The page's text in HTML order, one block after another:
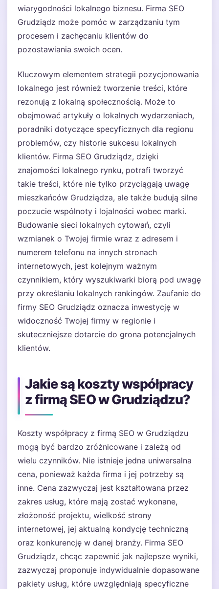
wiarygodności lokalnego biznesu. Firma SEO
Grudziądz może pomóc w zarządzaniu tym
procesem i zachęcaniu klientów do
pozostawiania swoich ocen.
Kluczowym elementem strategii pozycjonowania
lokalnego jest również tworzenie treści, które
rezonują z lokalną społecznością. Może to
obejmować artykuły o lokalnych wydarzeniach,
poradniki dotyczące specyficznych dla regionu
problemów, czy historie sukcesu lokalnych
klientów. Firma SEO Grudziądz, dzięki
znajomości lokalnego rynku, potrafi tworzyć
takie treści, które nie tylko przyciągają uwagę
mieszkańców Grudziądza, ale także budują silne
poczucie wspólnoty i lojalności wobec marki.
Budowanie sieci lokalnych cytowań, czyli
wzmianek o Twojej firmie wraz z adresem i
numerem telefonu na innych stronach
internetowych, jest kolejnym ważnym
czynnikiem, który wyszukiwarki biorą pod uwagę
przy określaniu lokalnych rankingów. Zaufanie do
firmy SEO Grudziądz oznacza inwestycję w
widoczność Twojej firmy w regionie i
skuteczniejsze dotarcie do grona potencjalnych
klientów.
Jakie są koszty współpracy
z firmą SEO w Grudziądzu?
Koszty współpracy z firmą SEO w Grudziądzu
mogą być bardzo zróżnicowane i zależą od
wielu czynników. Nie istnieje jedna uniwersalna
cena, ponieważ każda firma i jej potrzeby są
inne. Cena zazwyczaj jest kształtowana przez
zakres usług, które mają zostać wykonane,
złożoność projektu, wielkość strony
internetowej, jej aktualną kondycję techniczną
oraz konkurencję w danej branży. Firma SEO
Grudziądz, chcąc zapewnić jak najlepsze wyniki,
zazwyczaj proponuje indywidualnie dopasowane
pakiety usług, które uwzględniają specyficzne